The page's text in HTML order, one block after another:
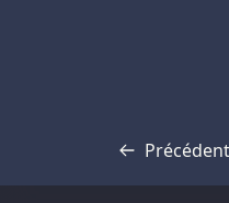
Précédent
Transcription